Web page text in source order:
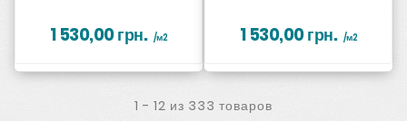
1 530,00 грн. /м2 1 530,00 грн. /м2
1 - 12 из 333 товаров